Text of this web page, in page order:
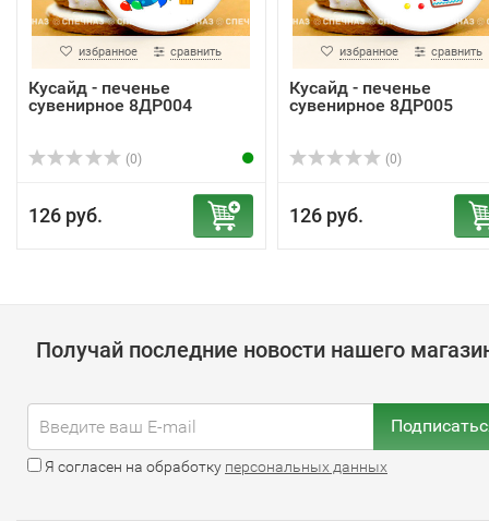
избранное сравнить
Кусайд - печенье
сувенирное 8ДР004
(0)
126 руб.
избранное сравнить
Кусайд - печенье
сувенирное 8ДР005
(0)
126 руб.
Получай последние новости нашего
Я согласен на обработку персональных данных